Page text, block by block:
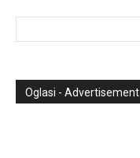
Oglasi - Advertisement